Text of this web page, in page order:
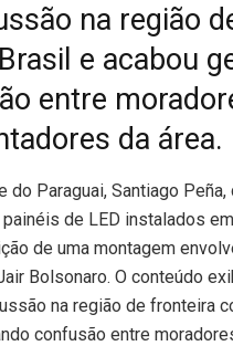
na região
e acabou
entre
da área.
do Paraguai, Santiago Peña,
de LED instalados
de uma montagem
Bolsonaro. O conteúdo
na região de fronteira
confusão entre